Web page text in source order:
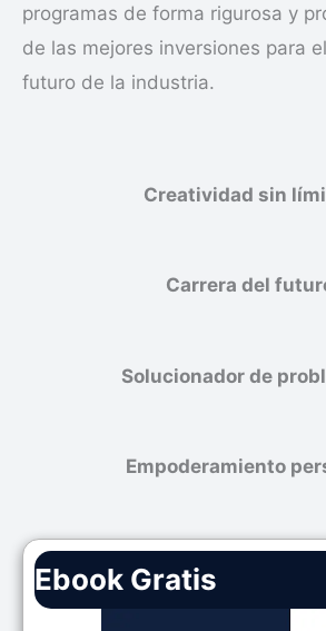
programas de forma rigurosa y
de las mejores inversiones para
futuro de la industria.
Creatividad sin
Carrera del
Solucionador de
Empoderamiento
Ebook Gratis